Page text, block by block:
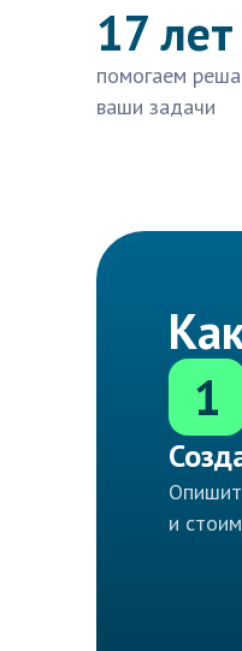
17 лет
помогаем
ваши задачи
1
и